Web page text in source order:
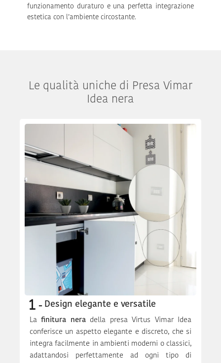
funzionamento duraturo e una perfetta integrazione
estetica con l’ambiente circostante.
Le qualità uniche di Presa Vimar
Idea nera
Design elegante e versatile
Lafinitura neradella presa Virtus Vimar Idea
conferisce un aspetto elegante e discreto, che si
integra facilmente in ambienti moderni o classici,
adattandosi perfettamente ad ogni tipo di